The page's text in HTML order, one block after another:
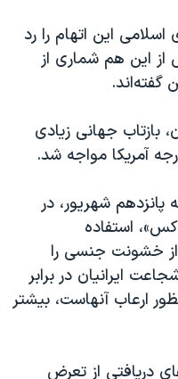
این اتهام را رد
این هم شماری از
گفته‌اند.
بازتاب جهانی زیادی
آمریکا مواجه شد.
پانزدهم شهریور، در
استفاده
خشونت جنسی را
ایرانیان در برابر
ارعاب آنهاست، بیشتر
دریافتی از تعرض